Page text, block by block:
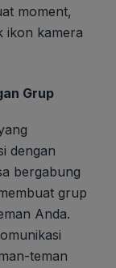
moment,
ikon kamera
Grup
dengan
bergabung
grup
Anda.
teman